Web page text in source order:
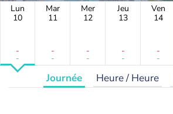
Lun
10
-
-
Mar
11
-
-
Mer
12
-
-
Jeu
13
-
-
Ven
14
-
-
Journée Heure / Heure